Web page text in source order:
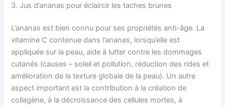
3. Jus d’ananas pour éclaircir les taches brunes
L’ananas est bien connu pour ses propriétés anti-âge. La
vitamine C contenue dans l’ananas, lorsqu’elle est
appliquée sur la peau, aide à lutter contre les dommages
cutanés (causes – soleil et pollution, réduction des rides et
amélioration de la texture globale de la peau). Un autre
aspect important est la contribution à la création de
collagène, à la décroissance des cellules mortes, à